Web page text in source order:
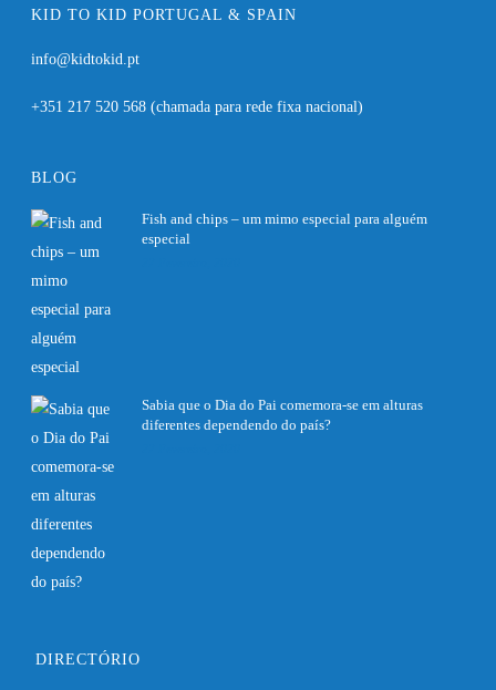
KID TO KID PORTUGAL & SPAIN
info@kidtokid.pt
+351 217 520 568(chamada para rede fixa nacional)
BLOG
Fish and chips – um mimo especial para alguém
especial
Sabia que o Dia do Pai comemora-se em alturas
diferentes dependendo do país?
DIRECTÓRIO